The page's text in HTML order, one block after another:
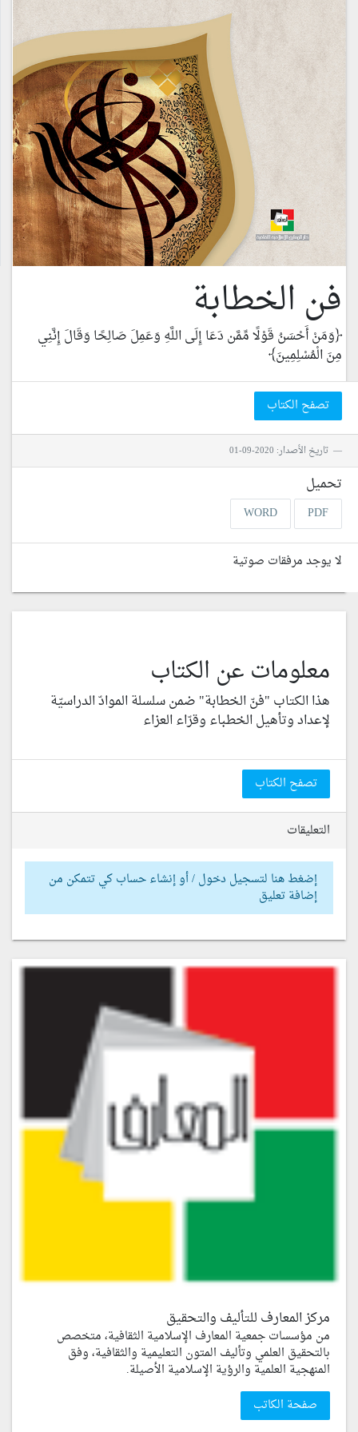
فن الخطابة
﴿وَمَنْ أَحْسَنُ قَوْلًا مِّمَّن دَعَا إِلَى اللَّهِ وَعَمِلَ صَالِحًا وَقَالَ إِنَّنِي
مِنَ الْمُسْلِمِينَ﴾
تصفح الكتاب
تاريخ الأصدار: 2020-09-01
تحميل
PDF
WORD
لا يوجد مرفقات صوتية
معلومات عن الكتاب
هذا الكتاب "فنّ الخطابة" ضمن سلسلة الموادّ الدراسيّة
لإعداد وتأهيل الخطباء وقرّاء العزاء
تصفح الكتاب
التعليقات
إضغط هنا لتسجيل دخول / أو إنشاء حساب كي تتمكن من
إضافة تعليق
مركز المعارف للتأليف والتحقيق
من مؤسسات جمعية المعارف الإسلامية الثقافية، متخصص
بالتحقيق العلمي وتأليف المتون التعليمية والثقافية، وفق
المنهجية العلمية والرؤية الإسلامية الأصيلة.
صفحة الكاتب